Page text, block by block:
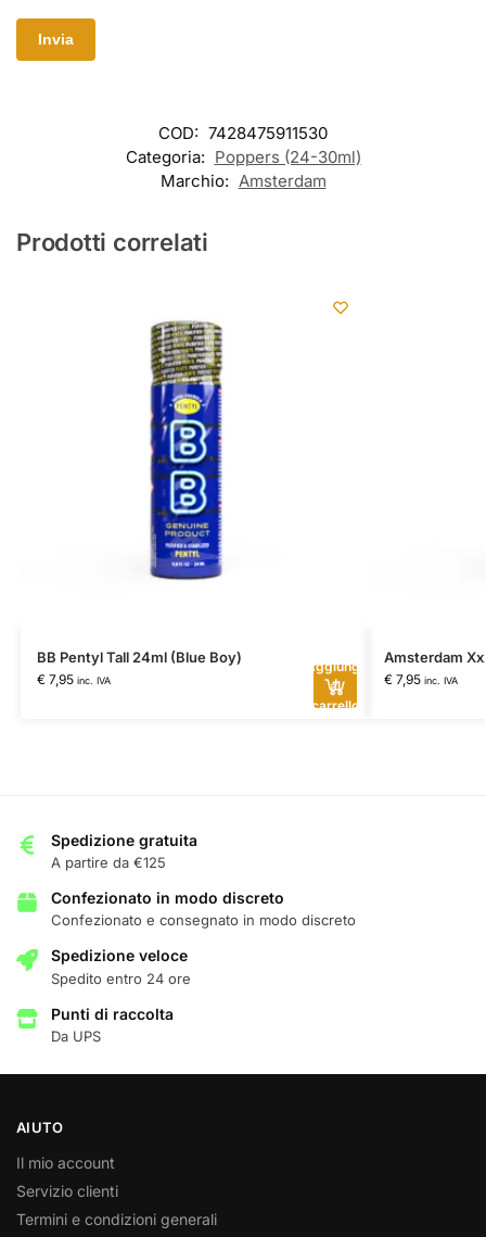
COD: 7428475911530
Categoria: Poppers (24-30ml)
Marchio: Amsterdam
Prodotti correlati
BB Pentyl Tall 24ml (Blue Boy)
€7,95 inc. IVA
Aggiungi
al
carrello
Amsterdam
€7,95 inc. IVA
Spedizione gratuita
A partire da €125
Confezionato in modo discreto
Confezionato e consegnato in modo discreto
Spedizione veloce
Spedito entro 24 ore
Punti di raccolta
Da UPS
AIUTO
Il mio account
Servizio clienti
Termini e condizioni generali